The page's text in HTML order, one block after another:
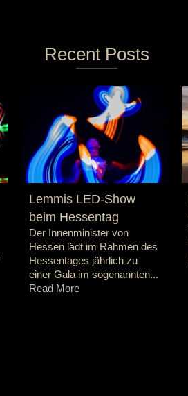
Recent Posts
Lemmis LED-Show
beim Hessentag
Der Innenminister von
Hessen lädt im Rahmen des
Hessentages jährlich zu
einer Gala im sogenannten...
Read More